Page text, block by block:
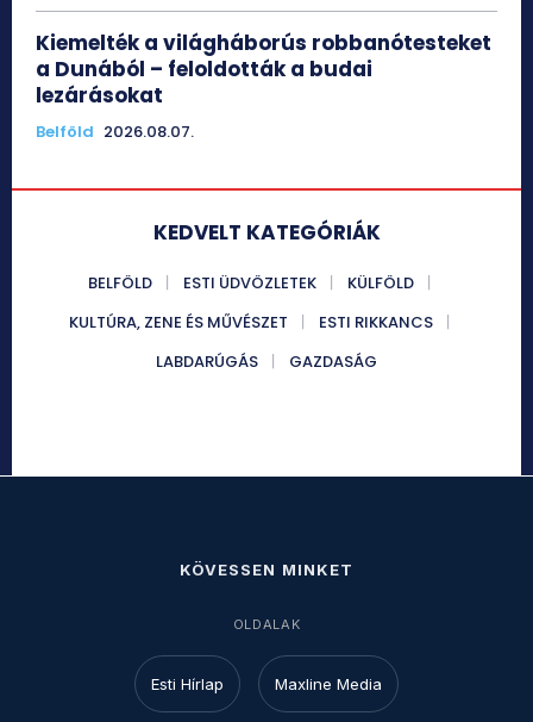
Kiemelték a világháborús robbanótesteket
a Dunából – feloldották a budai
lezárásokat
Belföld 2026.08.07.
KEDVELT KATEGÓRIÁK
BELFÖLD ESTI ÜDVÖZLETEK
KÜLFÖLD
KULTÚRA, ZENE ÉS MŰVÉSZET
ESTI RIKKANCS
LABDARÚGÁS
GAZDASÁG
KÖVESSEN MINKET
OLDALAK
Esti Hírlap Maxline Media